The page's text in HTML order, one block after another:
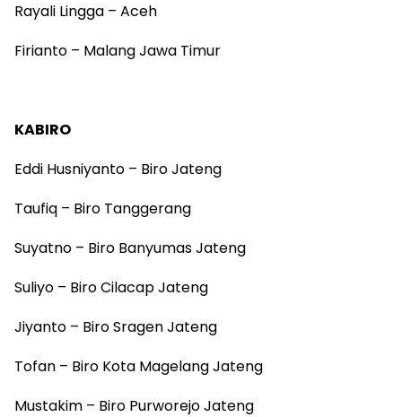
Rayali Lingga – Aceh
Firianto – Malang Jawa Timur
KABIRO
Eddi Husniyanto – Biro Jateng
Taufiq – Biro Tanggerang
Suyatno – Biro Banyumas Jateng
Suliyo – Biro Cilacap Jateng
Jiyanto – Biro Sragen Jateng
Tofan – Biro Kota Magelang Jateng
Mustakim – Biro Purworejo Jateng